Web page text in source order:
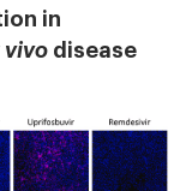
in
vivo disease